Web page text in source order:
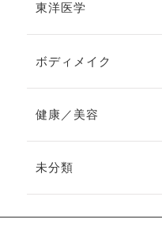
東洋医学
ボディメイク
健康／美容
未分類